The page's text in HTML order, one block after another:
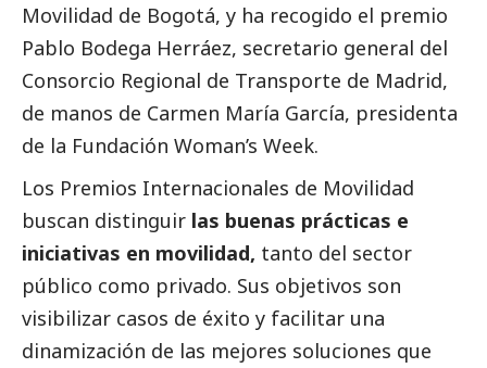
Movilidad de Bogotá, y ha recogido el premio
Pablo Bodega Herráez, secretario general del
Consorcio Regional de Transporte de Madrid,
de manos de Carmen María García, presidenta
de la Fundación Woman’s Week.
Los Premios Internacionales de Movilidad
buscan distinguir las buenas prácticas e
iniciativas en movilidad, tanto del sector
público como privado. Sus objetivos son
visibilizar casos de éxito y facilitar una
dinamización de las mejores soluciones que